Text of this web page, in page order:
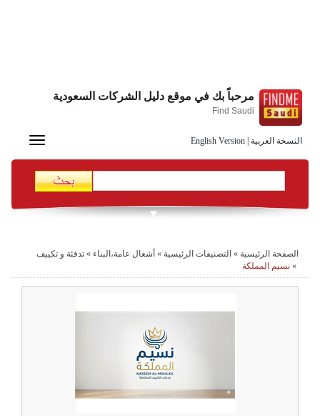
النسخة العربية English Version
مرحباً بك في موقع دليل الشركات السعودية
Find Saudi
Toggle
الصفحة الرئيسية » التصنيفات الرئيسية » أشغال عامة،البناء » تدفئة و تكييف
» نسيم المملكة